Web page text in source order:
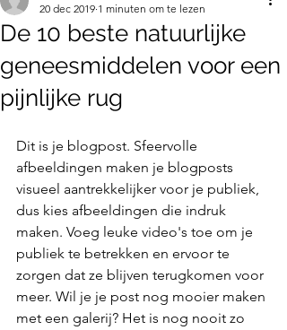
De 10 beste natuurlijke
geneesmiddelen voor een
pijnlijke rug
20 dec 2019 1 minuten om te lezen
Dit is je blogpost. Sfeervolle
afbeeldingen maken je blogposts
visueel aantrekkelijker voor je publiek,
dus kies afbeeldingen die indruk
maken. Voeg leuke video's toe om je
publiek te betrekken en ervoor te
zorgen dat ze blijven terugkomen voor
meer. Wil je je post nog mooier maken
met een galerij? Het is nog nooit zo